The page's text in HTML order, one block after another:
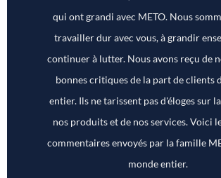
qui ont grandi avec METO. Nous
travailler dur avec vous, à grandir
continuer à lutter. Nous avons reçu de
bonnes critiques de la part de clients
entier. Ils ne tarissent pas d'éloges sur
nos produits et de nos services. Voici
commentaires envoyés par la famille
monde entier.